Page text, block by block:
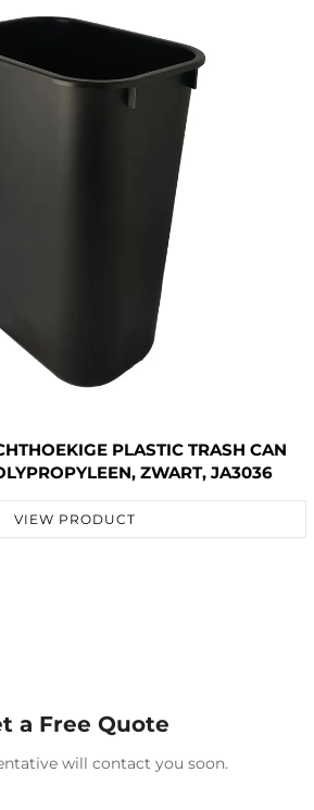
PLASTIC TRASH CAN
ZWART, JA3036
VIEW PRODUCT
a Free Quote
will contact you soon.